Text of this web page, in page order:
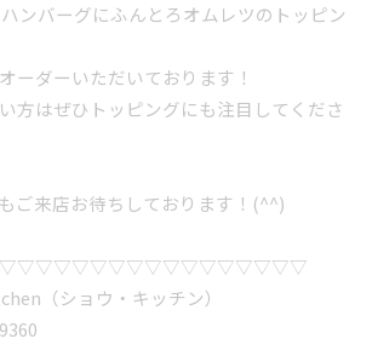
ンバーグにふんとろオムレツのトッピン
ーダーいただいております！
方はぜひトッピングにも注目してくださ
ご来店お待ちしております！(^^)
（ショウ・キッチン）